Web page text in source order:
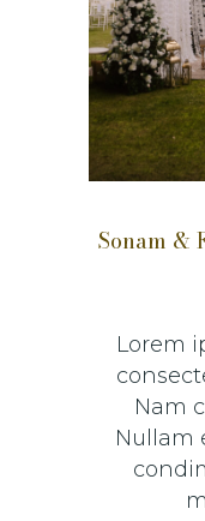
Sonam &
Lorem
Nam
Nullam